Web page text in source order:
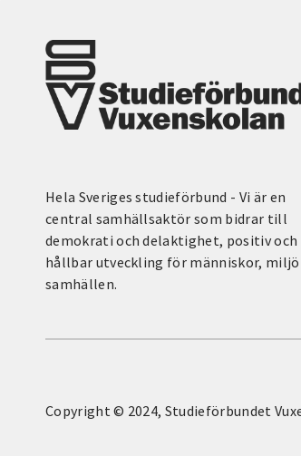
Hela Sveriges studieförbund - Vi är en
central samhällsaktör som bidrar till
demokrati och delaktighet, positiv och
hållbar utveckling för människor, miljö
samhällen.
Copyright © 2024, Studieförbundet